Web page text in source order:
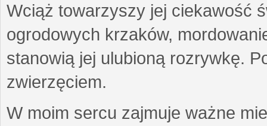
Wciąż towarzyszy jej ciekawość
ogrodowych krzaków,
stanowią jej ulubioną rozrywkę.
zwierzęciem.
W moim sercu zajmuje ważne